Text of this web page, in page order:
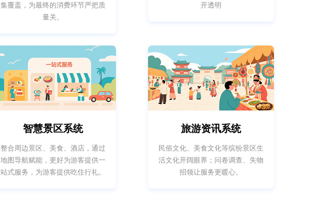
集覆盖，为最终的消费环节严把质
量关。
开透明
智慧景区系统
整合周边景区、美食、酒店，通过
地图导航赋能，更好为游客提供一
站式服务，为游客提供吃住行礼。
旅游资讯系统
民俗文化、美食文化等缤纷景区生
活文化开阔眼界；问卷调查、失物
招领让服务更暖心。